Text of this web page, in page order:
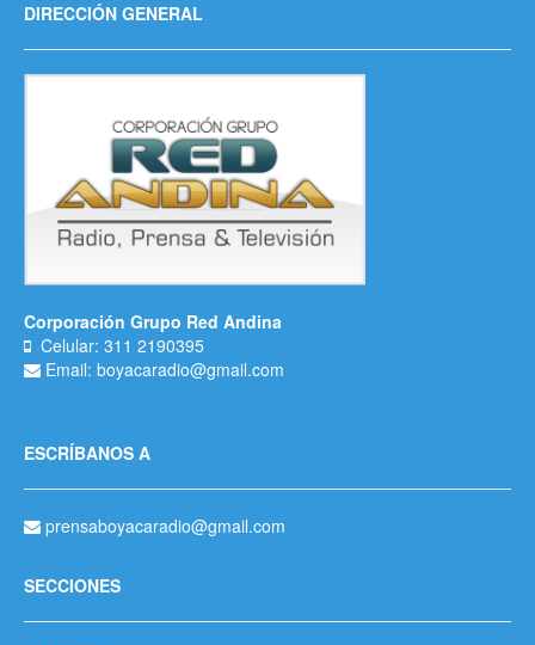
DIRECCIÓN GENERAL
Corporación Grupo Red Andina
Celular: 311 2190395
Email: boyacaradio@gmail.com
ESCRÍBANOS A
prensaboyacaradio@gmail.com
SECCIONES